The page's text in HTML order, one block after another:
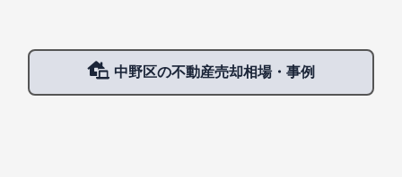
中野区の不動産売却相場・事例